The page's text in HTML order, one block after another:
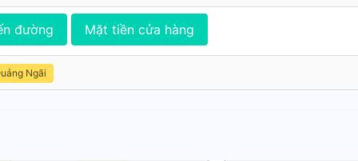
đường Mặt tiền cửa hàng
Ngãi